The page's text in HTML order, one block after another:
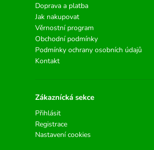
Doprava a platba
Jak nakupovat
Věrnostní program
Obchodní podmínky
Podmínky ochrany osobních údajů
Kontakt
Zákaznícká sekce
Přihlásit
Registrace
Nastavení cookies